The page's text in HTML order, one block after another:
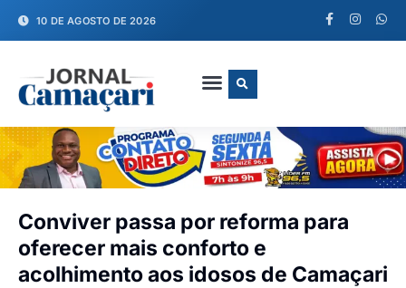
10 DE AGOSTO DE 2026
Conviver passa por reforma para
oferecer mais conforto e
acolhimento aos idosos de Camaçari